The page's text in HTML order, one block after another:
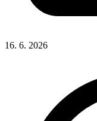
16. 6. 2026